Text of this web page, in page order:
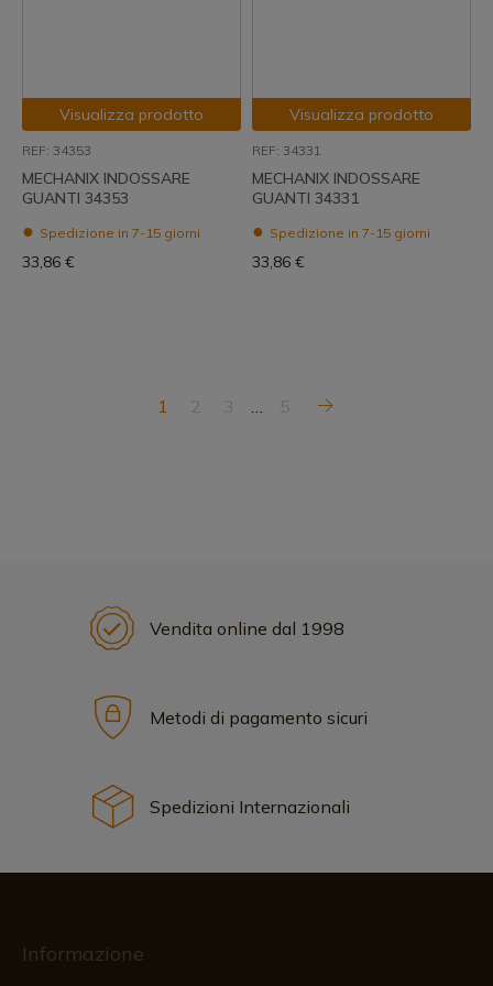
Visualizza prodotto
REF: 34353
MECHANIX INDOSSARE
GUANTI 34353
Spedizione in 7-15 giorni
33,86 €
Visualizza prodotto
REF: 34331
MECHANIX INDOSSARE
GUANTI 34331
Spedizione in 7-15 giorni
33,86 €
1 2 3 … 5
Vendita online dal 1998
Metodi di pagamento sicuri
Spedizioni Internazionali
Informazione